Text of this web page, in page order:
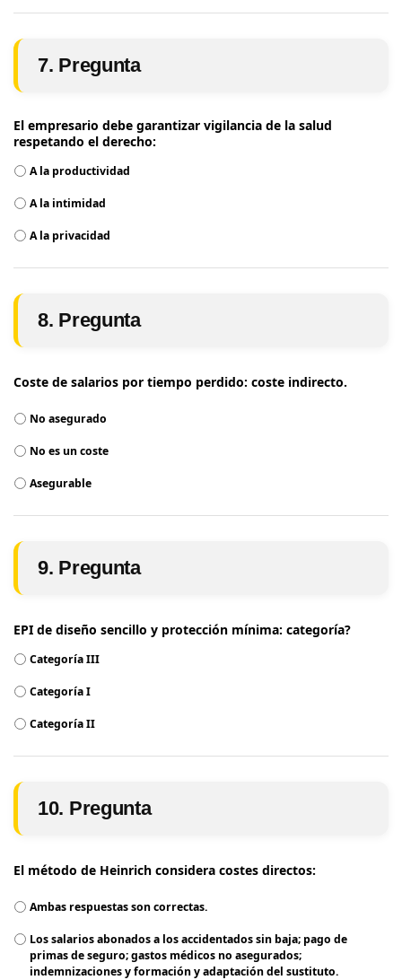
7. Pregunta
El empresario debe garantizar vigilancia de la salud
respetando el derecho:
A la productividad
A la intimidad
A la privacidad
8. Pregunta
Coste de salarios por tiempo perdido: coste indirecto.
No asegurado
No es un coste
Asegurable
9. Pregunta
EPI de diseño sencillo y protección mínima: categoría?
Categoría III
Categoría I
Categoría II
10. Pregunta
El método de Heinrich considera costes directos:
Ambas respuestas son correctas.
Los salarios abonados a los accidentados sin baja; pago de
primas de seguro; gastos médicos no asegurados;
indemnizaciones y formación y adaptación del sustituto.